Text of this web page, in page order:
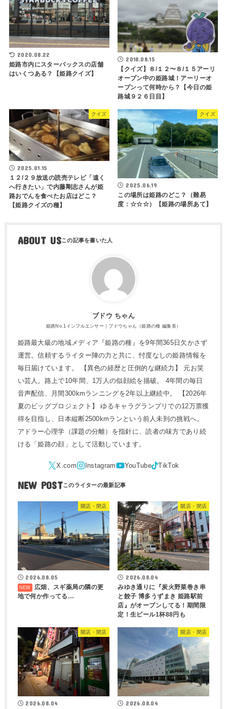
2020.08.22
姫路市内にスターバックスの店舗
はいくつある？【姫路クイズ】
2018.08.15
【クイズ】８/１２〜８/１５アーリ
オープン中の姫路城！アーリーオ
ープンって何時から？【今日の姫
路城９２６日目】
クイズ
2025.01.15
１２/２９放送の読売テレビ「遠く
へ行きたい」で内藤剛志さんが姫
路おでんを食べたお店はどこ？
【姫路クイズの種】
クイズ
2025.06.19
この場所は姫路のどこ？（難易
度：☆☆☆）【姫路の場所あて】
ABOUT US
ブドウ ちゃん
姫路No.1インフルエンサー｜ブドウちゃん（姫路の種 編集長）
姫路最大級の地域メディア『姫路の種』を9年間365日欠かさず
運営。信頼するライター陣の力と共に、忖度なしの姫路情報を
毎日届けています。 【異色の経歴と圧倒的な継続力】 元お笑
い芸人。路上で10年間、1万人の似顔絵を描破。 4年間の毎日
音声配信、月間300kmランニングを2年以上継続中。 【2026年
夏のビッグプロジェクト】 ゆるキャラグランプリでの12万票獲
得を目指し、日本縦断2500kmランという前人未到の挑戦へ。
アドラー心理学（課題の分離）を指針に、読者の味方であり続
ける「姫路の顔」として活動しています。
NEW POST
開店・閉店
2026.08.05
広畑、スギ薬局の隣の更
地で何か作ってる…
開店・閉店
2026.08.04
みゆき通りに『炭火野菜巻き串
と餃子 博多うずまき 姫路駅前
店』がオープンしてる！期間限
定！生ビール1杯88円も
開店・閉店
2026.08.04
開店・閉店
2026.08.04